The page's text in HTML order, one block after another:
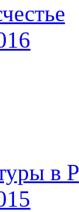
в